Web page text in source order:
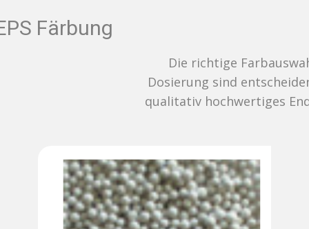
EPS Färbung
Die richtige Farbauswahl und
Dosierung sind entscheidend für ein
qualitativ hochwertiges Endergebnis.